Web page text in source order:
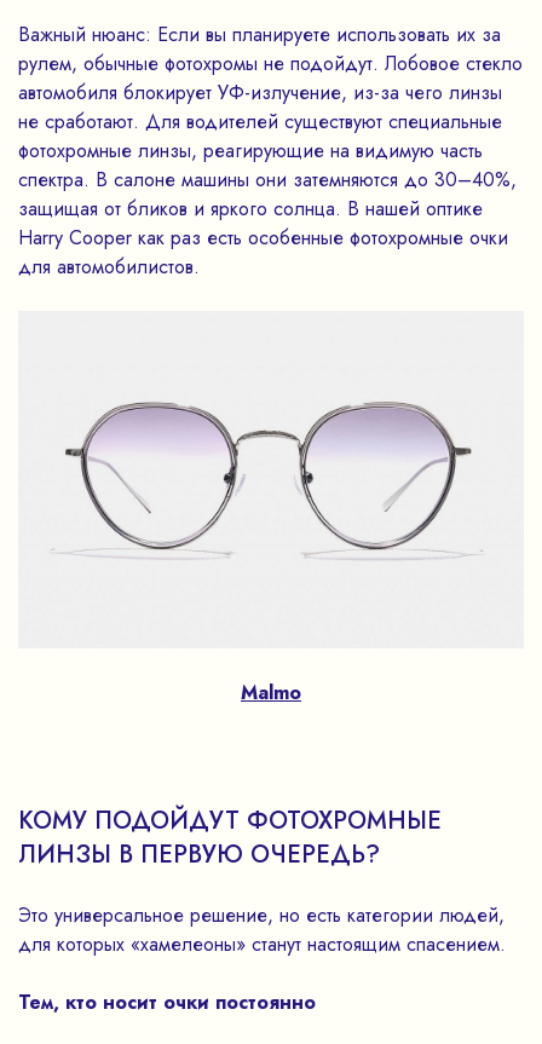
Важный нюанс: Если вы планируете использовать их за
рулем, обычные фотохромы не подойдут. Лобовое стекло
автомобиля блокирует УФ-излучение, из-за чего линзы
не сработают. Для водителей существуют специальные
фотохромные линзы, реагирующие на видимую часть
спектра. В салоне машины они затемняются до 30–40%,
защищая от бликов и яркого солнца. В нашей оптике
Harry Cooper как раз есть особенные фотохромные очки
для автомобилистов.
Malmo
КОМУ ПОДОЙДУТ ФОТОХРОМНЫЕ
ЛИНЗЫ В ПЕРВУЮ ОЧЕРЕДЬ?
Это универсальное решение, но есть категории людей,
для которых «хамелеоны» станут настоящим спасением.
Тем, кто носит очки постоянно